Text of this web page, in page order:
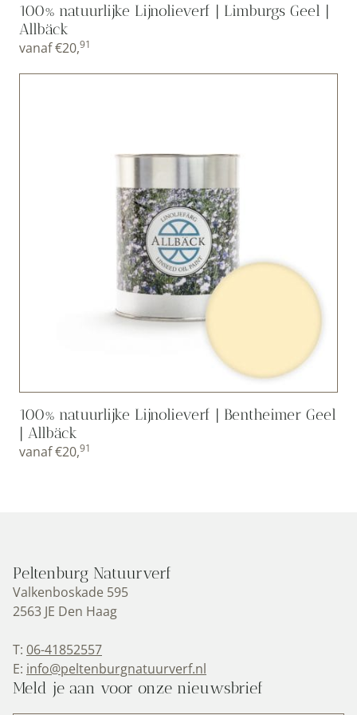
100% natuurlijke Lijnolieverf | Limburgs Geel |
Allbäck
vanaf€20,91
100% natuurlijke Lijnolieverf | Bentheimer Geel
| Allbäck
vanaf€20,91
Peltenburg Natuurverf
Valkenboskade 595
2563 JE Den Haag
T: 06-41852557
E: info@peltenburgnatuurverf.nl
Meld je aan voor onze nieuwsbrief